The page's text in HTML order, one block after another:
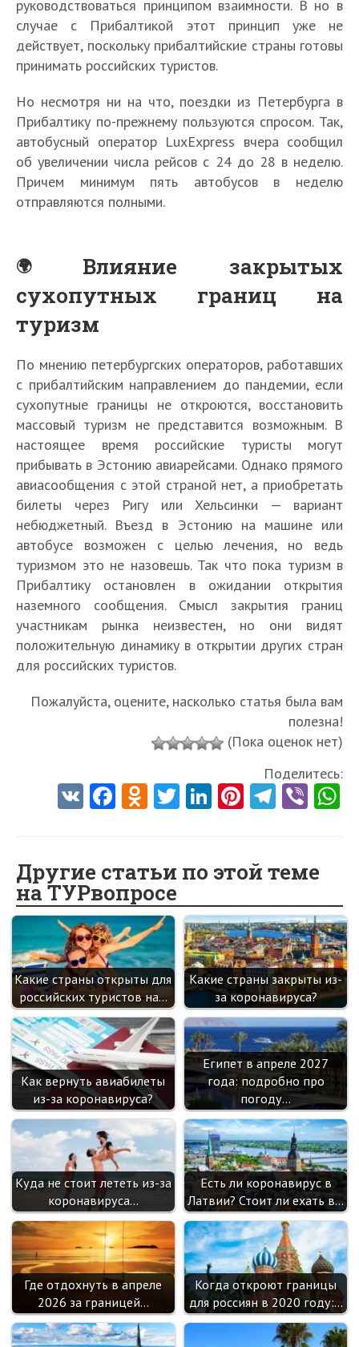
руководствоваться принципом взаимности. В но в
случае с Прибалтикой этот принцип уже не
действует, поскольку прибалтийские страны готовы
принимать российских туристов.
Но несмотря ни на что, поездки из Петербурга в
Прибалтику по-прежнему пользуются спросом. Так,
автобусный оператор LuxExpress вчера сообщил
об увеличении числа рейсов с 24 до 28 в неделю.
Причем минимум пять автобусов в неделю
отправляются полными.
Влияние закрытых
сухопутных границ на
туризм
По мнению петербургских операторов, работавших
с прибалтийским направлением до пандемии, если
сухопутные границы не откроются, восстановить
массовый туризм не представится возможным. В
настоящее время российские туристы могут
прибывать в Эстонию авиарейсами. Однако прямого
авиасообщения с этой страной нет, а приобретать
билеты через Ригу или Хельсинки — вариант
небюджетный. Въезд в Эстонию на машине или
автобусе возможен с целью лечения, но ведь
туризмом это не назовешь. Так что пока туризм в
Прибалтику остановлен в ожидании открытия
наземного сообщения. Смысл закрытия границ
участникам рынка неизвестен, но они видят
положительную динамику в открытии других стран
для российских туристов.
Пожалуйста, оцените, насколько статья была вам
полезна!
(Пока оценок нет)
Поделитесь:
V Fa
o
o
k
O
o
kl
as
sn
ik
i
T
er
Li
dI
n
Pi
es
t
Te
a
m
Vi
Другие статьи по этой теме
на ТУРвопросе
Какие страны открыты для
российских туристов на…
Какие страны закрыты из-
за коронавируса?
Как вернуть авиабилеты
из-за коронавируса?
Египет в апреле 2027
года: подробно про
погоду…
Куда не стоит лететь из-за
коронавируса…
Есть ли коронавирус в
Латвии? Стоит ли ехать в…
Где отдохнуть в апреле
2026 за границей…
Когда откроют границы
для россиян в 2020 году:…